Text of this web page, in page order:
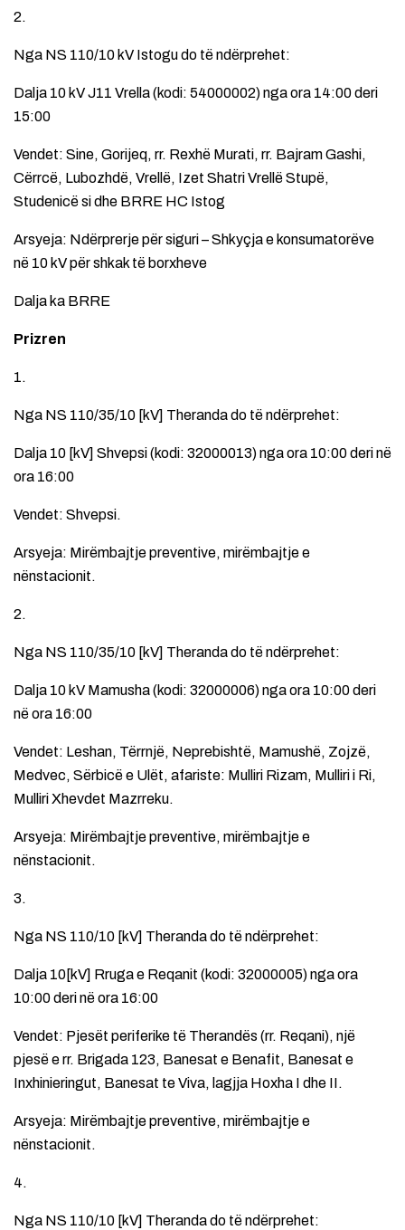
2.
Nga NS 110/10 kV Istogu do të ndërprehet:
Dalja 10 kV J11 Vrella (kodi: 54000002) nga ora 14:00 deri
15:00
Vendet: Sine, Gorijeq, rr. Rexhë Murati, rr. Bajram Gashi,
Cërrcë, Lubozhdë, Vrellë, Izet Shatri Vrellë Stupë,
Studenicë si dhe BRRE HC Istog
Arsyeja: Ndërprerje për siguri – Shkyçja e konsumatorëve
në 10 kV për shkak të borxheve
Dalja ka BRRE
Prizren
1.
Nga NS 110/35/10 [kV] Theranda do të ndërprehet:
Dalja 10 [kV] Shvepsi (kodi: 32000013) nga ora 10:00 deri në
ora 16:00
Vendet: Shvepsi.
Arsyeja: Mirëmbajtje preventive, mirëmbajtje e
nënstacionit.
2.
Nga NS 110/35/10 [kV] Theranda do të ndërprehet:
Dalja 10 kV Mamusha (kodi: 32000006) nga ora 10:00 deri
në ora 16:00
Vendet: Leshan, Tërrnjë, Neprebishtë, Mamushë, Zojzë,
Medvec, Sërbicë e Ulët, afariste: Mulliri Rizam, Mulliri i Ri,
Mulliri Xhevdet Mazrreku.
Arsyeja: Mirëmbajtje preventive, mirëmbajtje e
nënstacionit.
3.
Nga NS 110/10 [kV] Theranda do të ndërprehet:
Dalja 10[kV] Rruga e Reqanit (kodi: 32000005) nga ora
10:00 deri në ora 16:00
Vendet: Pjesët periferike të Therandës (rr. Reqani), një
pjesë e rr. Brigada 123, Banesat e Benafit, Banesat e
Inxhinieringut, Banesat te Viva, lagjja Hoxha I dhe II.
Arsyeja: Mirëmbajtje preventive, mirëmbajtje e
nënstacionit.
4.
Nga NS 110/10 [kV] Theranda do të ndërprehet: